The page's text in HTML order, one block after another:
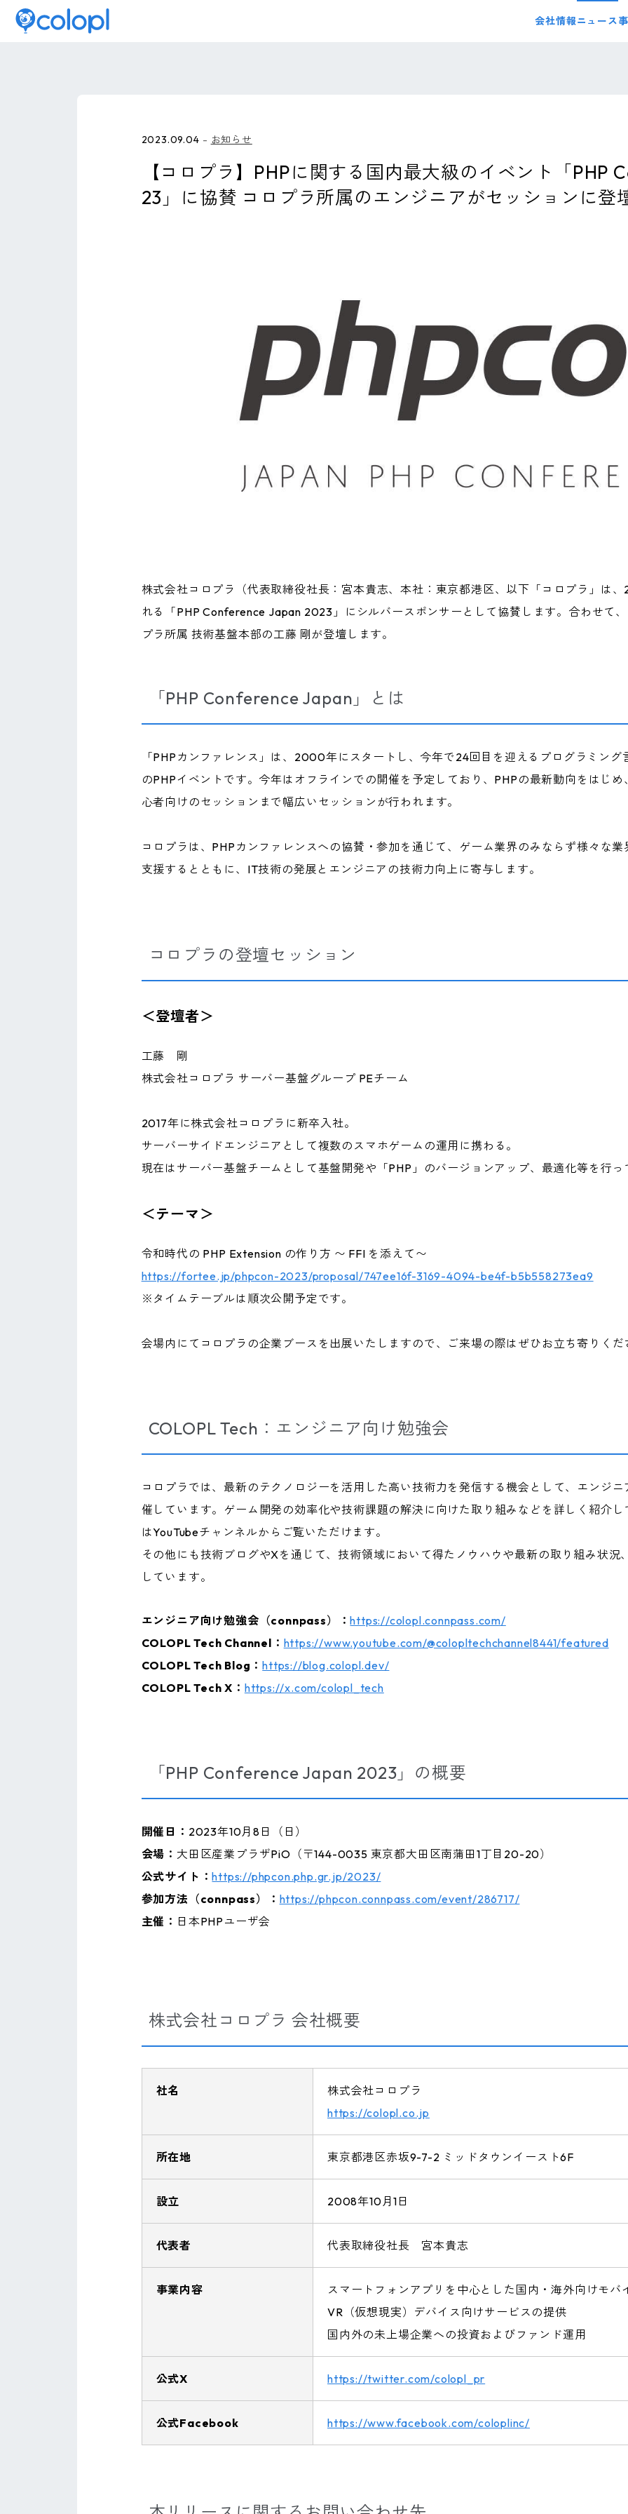
会社情報ニュース
2023.09.04 お知らせ
【コロプラ】PHPに関する国内最大級のイベント「PHP
23」に協賛 コロプラ所属のエンジニアがセッションに登
株式会社コロプラ（代表取締役社長：宮本貴志、本社：東京都港区、以下「コロプラ」は
れる「PHP Conference Japan 2023」にシルバースポンサーとして協賛します。合わせて
プラ所属 技術基盤本部の工藤 剛が登壇します。
「PHP Conference Japan」とは
「PHPカンファレンス」は、2000年にスタートし、今年で24回目を迎えるプログラミン
のPHPイベントです。今年はオフラインでの開催を予定しており、PHPの最新動向をはじ
心者向けのセッションまで幅広いセッションが行われます。
コロプラは、PHPカンファレンスへの協賛・参加を通じて、ゲーム業界のみならず様々な
支援するとともに、IT技術の発展とエンジニアの技術力向上に寄与します。
コロプラの登壇セッション
＜登壇者＞
工藤 剛
株式会社コロプラ サーバー基盤グループ PEチーム
2017年に株式会社コロプラに新卒入社。
サーバーサイドエンジニアとして複数のスマホゲームの運用に携わる。
現在はサーバー基盤チームとして基盤開発や「PHP」のバージョンアップ、最適化等を行っ
＜テーマ＞
令和時代の PHP Extension の作り方 〜 FFI を添えて〜
https://fortee.jp/phpcon-2023/proposal/747ee16f-3169-4094-be4f-b5b558273ea9
※タイムテーブルは順次公開予定です。
会場内にてコロプラの企業ブースを出展いたしますので、ご来場の際はぜひお立ち寄りくだ
COLOPL Tech：エンジニア向け勉強会
コロプラでは、最新のテクノロジーを活用した高い技術力を発信する機会として、エンジ
催しています。ゲーム開発の効率化や技術課題の解決に向けた取り組みなどを詳しく紹介
はYouTubeチャンネルからご覧いただけます。
その他にも技術ブログやXを通じて、技術領域において得たノウハウや最新の取り組み状況
しています。
エンジニア向け勉強会（connpass）：https://colopl.connpass.com/
COLOPL Tech Channel： https://www.youtube.com/@colopltechchannel8441/featured
COLOPL Tech Blog：https://blog.colopl.dev/
COLOPL Tech X： https://x.com/colopl_tech
「PHP Conference Japan 2023」の概要
開催日： 2023年10月8日（日）
会場： 大田区産業プラザPiO（〒144-0035 東京都大田区南蒲田1丁目20-20）
公式サイト：https://phpcon.php.gr.jp/2023/
参加方法（connpass）： https://phpcon.connpass.com/event/286717/
主催： 日本PHPユーザ会
株式会社コロプラ 会社概要
社名
株式会社コロプラ
https://colopl.co.jp
所在地 東京都港区赤坂9-7-2 ミッドタウンイースト6F
設立 2008年10月1日
代表者 代表取締役社長 宮本貴志
事業内容
スマートフォンアプリを中心とした国内・海外向けモバ
VR（仮想現実）デバイス向けサービスの提供
国内外の未上場企業への投資およびファンド運用
公式X https://twitter.com/colopl_pr
公式Facebook https://www.facebook.com/coloplinc/